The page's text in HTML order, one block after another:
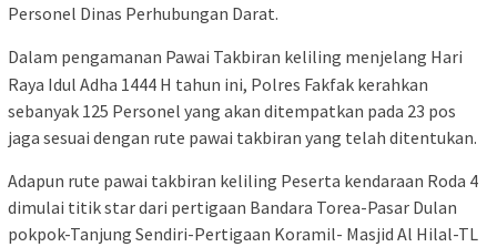
Personel Dinas Perhubungan Darat.
Dalam pengamanan Pawai Takbiran keliling menjelang Hari
Raya Idul Adha 1444 H tahun ini, Polres Fakfak kerahkan
sebanyak 125 Personel yang akan ditempatkan pada 23 pos
jaga sesuai dengan rute pawai takbiran yang telah ditentukan.
Adapun rute pawai takbiran keliling Peserta kendaraan Roda 4
dimulai titik star dari pertigaan Bandara Torea-Pasar Dulan
pokpok-Tanjung Sendiri-Pertigaan Koramil- Masjid Al Hilal-TL